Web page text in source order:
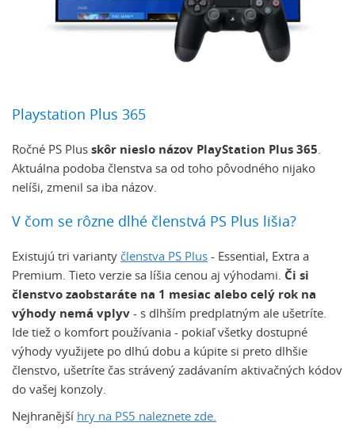
Playstation Plus 365
Ročné PS Plus skôr nieslo názov PlayStation Plus 365
Aktuálna podoba členstva sa od toho pôvodného nijako
nelíši, zmenil sa iba názov.
V čom se rôzne dlhé členstvá PS Plus lišia?
Existujú tri varianty členstva PS Plus - Essential, Extra a
Premium. Tieto verzie sa líšia cenou aj výhodami. Či si
členstvo zaobstaráte na 1 mesiac alebo celý rok na
výhody nemá vplyv - s dlhším predplatným ale ušetríte.
Ide tiež o komfort používania - pokiaľ všetky dostupné
výhody využijete po dlhú dobu a kúpite si preto dlhšie
členstvo, ušetríte čas strávený zadávaním aktivačných kódov
do vašej konzoly.
Nejhranější hry na PS5 naleznete zde.